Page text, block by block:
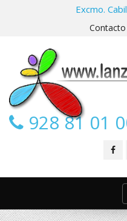
Excmo.
Contacto
928 81 01